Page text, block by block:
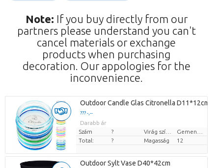
Note: If you buy directly from our
partners please understand you can't
cancel materials or exchange
products when purchasing
decoration. Our appologies for the
inconvenience.
Outdoor Candle Glas Citronella D11*12cm
??? -,--
Darabb ár
Szám
?
Total:
? Magasság 12
Outdoor Sylt Vase D40*42cm